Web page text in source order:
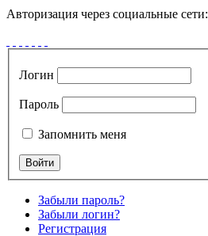
Авторизация через социальные сети:
Логин
Пароль
Запомнить меня
Забыли пароль?
Забыли логин?
Регистрация